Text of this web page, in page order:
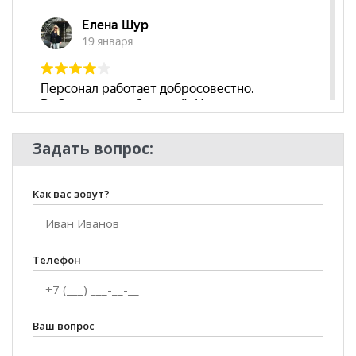
**Цены на официальном сайте
действительны только для интернет-магазина
могут отличаться от цен в розничных магазинах-
салонах сети!
Комната
Гостиная
Задать вопрос:
Как вас зовут?
Телефон
Ваш вопрос